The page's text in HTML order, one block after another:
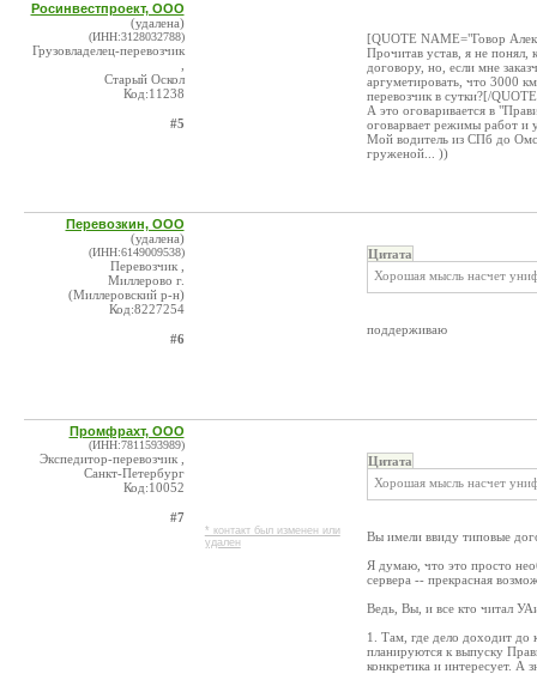
Росинвестпроект, ООО
(удалена)
(ИНН:3128032788)
Грузовладелец-перевозчик
Старый Оскол
Код:11238
#5
[QUOTE NAME="Говор
Прочитав устав, я не понял,
договору, но, если мне
аргуметировать, что 3000
перевозчик в сутки?[/
А это оговаривается в
оговарвает режимы работ и
Мой водитель из СПб до
груженой... ))
Перевозкин, ООО
(удалена)
(ИНН:6149009538)
Перевозчик ,
Миллерово г.
(Миллеровский р-н)
Код:8227254
#6
Цитата
Хорошая мысль насчет
поддерживаю
Промфрахт, ООО
(ИНН:7811593989)
Экспедитор-перевозчик ,
Санкт-Петербург
Код:10052
#7
* контакт был изменен или
удален
Цитата
Хорошая мысль насчет
Вы имели ввиду типовые
Я думаю, что это просто
сервера -- прекрасная
Ведь, Вы, и все кто читал
1. Там, где дело доходит до
планируются к выпуску
конкретика и интересует. А